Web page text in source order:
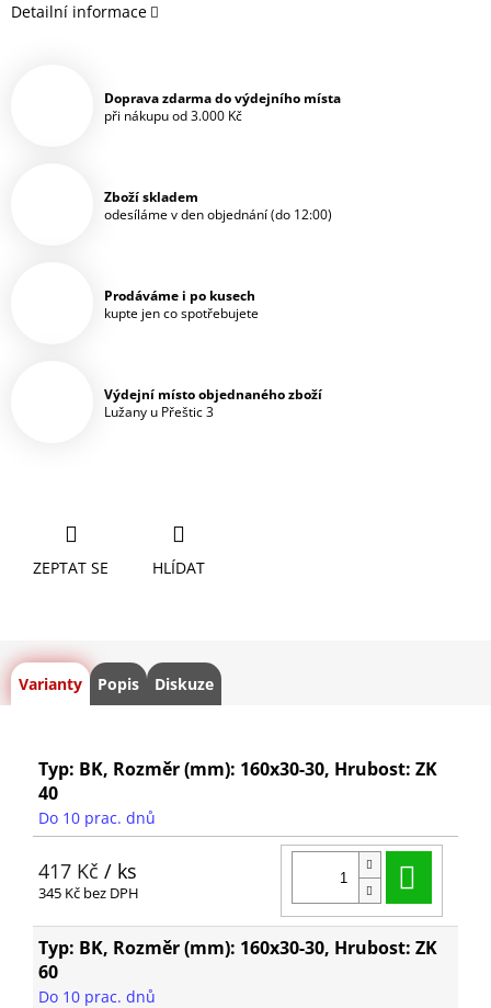
Detailní informace
Doprava zdarma do výdejního místa
při nákupu od 3.000 Kč
Zboží skladem
odesíláme v den objednání (do 12:00)
Prodáváme i po kusech
kupte jen co spotřebujete
Výdejní místo objednaného zboží
Lužany u Přeštic 3
ZEPTAT SE HLÍDAT
Varianty Popis Diskuze
Typ: BK, Rozměr (mm): 160x30-30, Hrubost: ZK
40
Do 10 prac. dnů
417 Kč / ks
345 Kč bez DPH
Typ: BK, Rozměr (mm): 160x30-30, Hrubost: ZK
60
Do 10 prac. dnů